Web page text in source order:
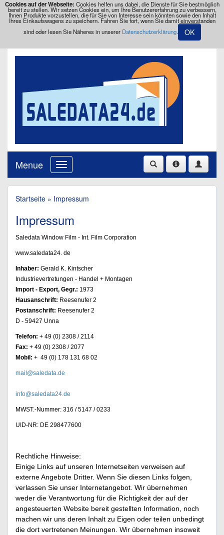
Cookies auf der Webseite: Cookies helfen uns dabei, die Dienste für Sie bestmöglich
bereit zu stellen. Wir setzen Cookies ein, um Ihre Benutzererfahrung zu verbessern,
Ihnen Produkte vorzustellen, die für Sie von Interesse sein könnten sowie den Inhalt
Ihres Einkaufswagens zu speichern. Fahren Sie fort, wenn Sie damit einverstanden
sind oder lesen Sie Näheres in unserer Datenschutzerklärung. OK
Menue
Startseite » Impressum
Impressum
Saledata Window Film - Int. Film Corporation
www.saledata24. de
Inhaber: Gerald K. Kintscher
Industrievertretungen - Handel + Montagen
Import - Export, Gegr.: 1973
Hausanschrift: Reesenufer 2
Postanschrift: Reesenufer 2
D - 59427 Unna
Telefon: + 49 (0) 2308 / 2114
Fax: + 49 (0) 2308 / 2077
Mobil: + 49 (0) 178 131 68 02
mail@saledata.de
info@saledata24.de
MWST.-Nummer: 316 / 5147 / 0233
UID-NR: DE 298477600
Rechtliche Hinweise:
Einige Links auf unseren Internetseiten verweisen auf
externe Angebote Dritter. Wenn Sie diesen Links folgen,
verlassen Sie unser Internetangebot. Wir übernehmen
weder die Verantwortung für die Richtigkeit der auf der
angesteuerten Website bereit gestellten Information, noch
machen wir uns deren Inhalt zu Eigen oder teilen unbedingt
die dort vertretenen Meinungen. Wir übernehmen insoweit